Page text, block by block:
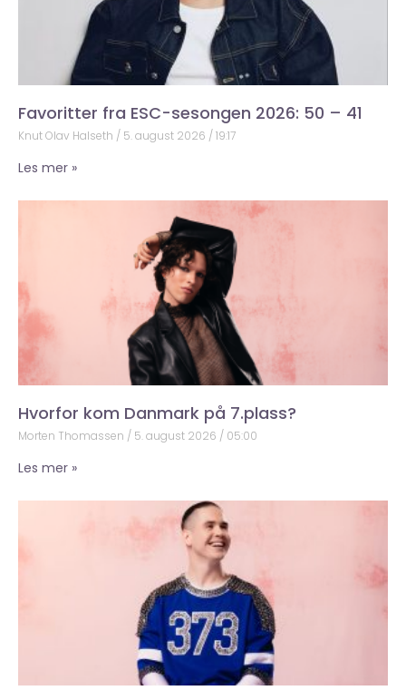
Favoritter fra ESC-sesongen 2026: 50 – 41
Knut Olav Halseth 5. august 2026 19:17
Les mer »
Hvorfor kom Danmark på 7.plass?
Morten Thomassen 5. august 2026 05:00
Les mer »